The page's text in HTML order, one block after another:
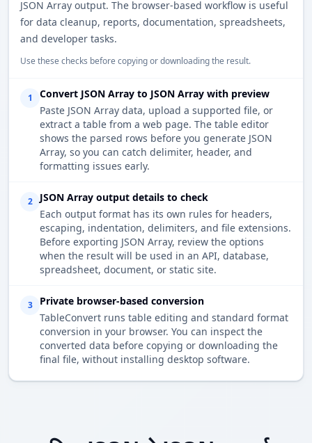
JSON Array output. The browser-based workflow is useful
for data cleanup, reports, documentation, spreadsheets,
and developer tasks.
Use these checks before copying or downloading the result.
1
Convert JSON Array to JSON Array with preview
Paste JSON Array data, upload a supported file, or
extract a table from a web page. The table editor
shows the parsed rows before you generate JSON
Array, so you can catch delimiter, header, and
formatting issues early.
2
JSON Array output details to check
Each output format has its own rules for headers,
escaping, indentation, delimiters, and file extensions.
Before exporting JSON Array, review the options
when the result will be used in an API, database,
spreadsheet, document, or static site.
3
Private browser-based conversion
TableConvert runs table editing and standard format
conversion in your browser. You can inspect the
converted data before copying or downloading the
final file, without installing desktop software.